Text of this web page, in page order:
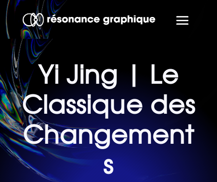
Yi Jing | Le
Classique des
Changement
s